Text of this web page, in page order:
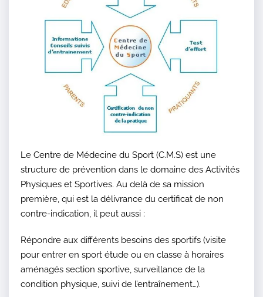
Le Centre de Médecine du Sport (C.M.S) est une
structure de prévention dans le domaine des Activités
Physiques et Sportives. Au delà de sa mission
première, qui est la délivrance du certificat de non
contre-indication, il peut aussi :
Répondre aux différents besoins des sportifs (visite
pour entrer en sport étude ou en classe à horaires
aménagés section sportive, surveillance de la
condition physique, suivi de l’entraînement…).